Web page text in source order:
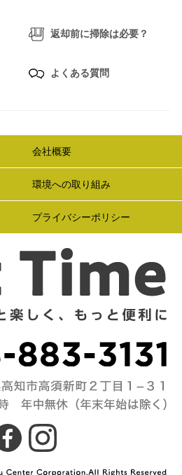
返却前に掃除は必要？
よくある質問
会社概要
環境への取り組み
プライバシーポリシー